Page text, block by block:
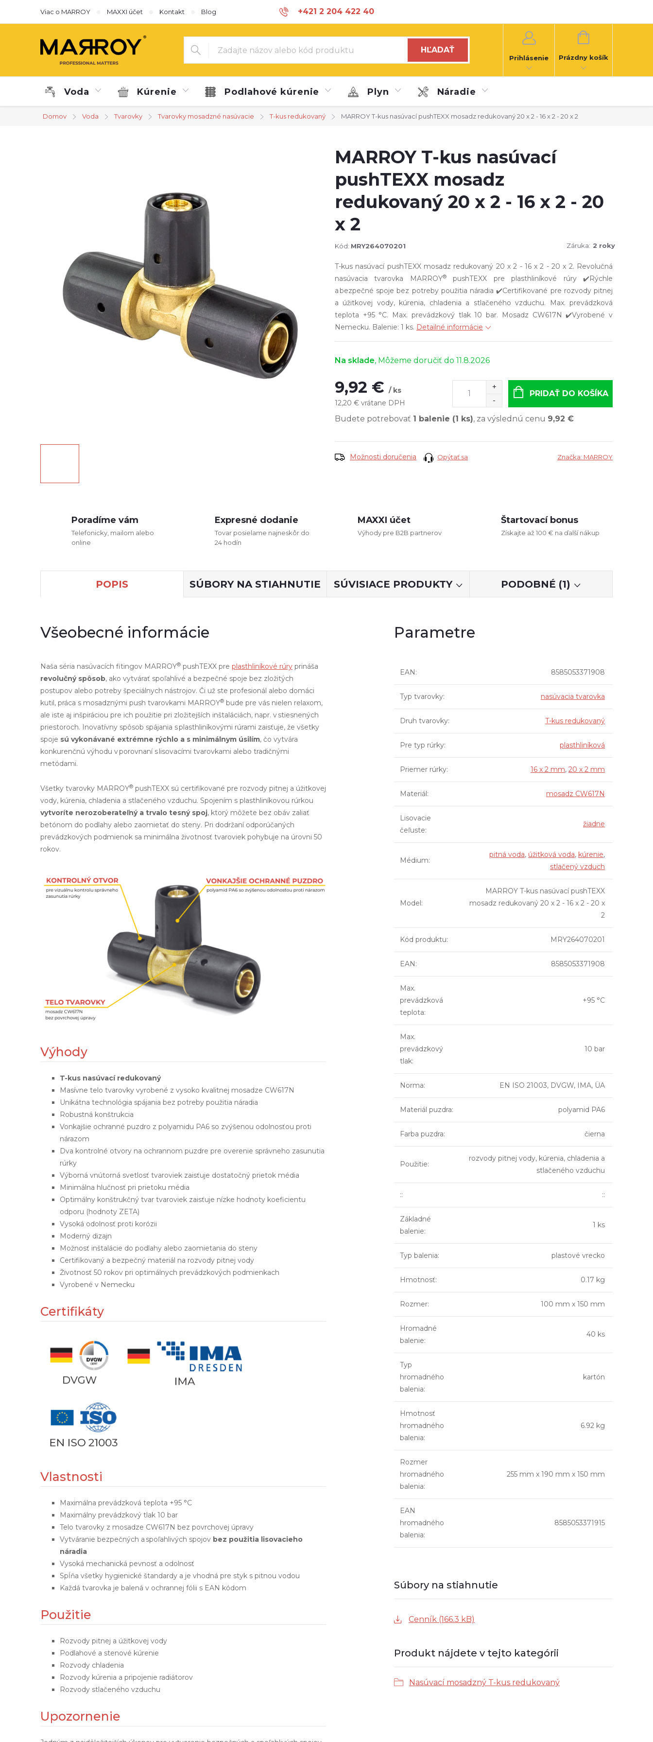
+421 2 204 422 40
info@marroy.com
Viac o MARROY MAXXI účet Kontakt Blog
HĽADAŤ
Prihlásenie
NÁKUPNÝ
Prázdny košík
Voda Kúrenie Podlahové kúrenie Plyn Náradie
Domov Voda Tvarovky Tvarovky mosadzné nasúvacie T-kus redukovaný MARROY T-kus nasúvací pushTEXX mosadz redukovaný 20 x 2 - 16 x 2 - 20 x 2
MARROY T-kus nasúvací
pushTEXX mosadz
redukovaný 20 x 2 - 16 x 2 - 20
x 2
Kód: MRY264070201 Záruka: 2 roky
T-kus nasúvací pushTEXX mosadz redukovaný 20 x 2 - 16 x 2 - 20 x 2. Revolučná
nasúvacia tvarovka MARROY®pushTEXX pre plasthliníkové rúry ✔️Rýchle
a bezpečné spoje bez potreby použitia náradia ✔️Certifikované pre rozvody pitnej
a úžitkovej vody, kúrenia, chladenia a stlačeného vzduchu. Max. prevádzková
teplota +95 °C. Max. prevádzkový tlak 10 bar. Mosadz CW617N ✔️Vyrobené v
Nemecku. Balenie: 1 ks. Detailné informácie
Na sklade 11.8.2026
9,92 € / ks
12,20 € vrátane DPH
PRIDAŤ DO KOŠÍKA
Budete potrebovať 1 balenie (1 ks), za výslednú cenu 9,92 €
Možnosti doručenia Opýtať sa Značka: MARROY
Poradíme vám
Telefonicky, mailom alebo
online
Expresné dodanie
Tovar posielame najneskôr do
24 hodín
MAXXI účet
Výhody pre B2B partnerov
Štartovací bonus
Získajte až 100 € na ďalší nákup
POPIS SÚBORY NA STIAHNUTIE SÚVISIACE PRODUKTY PODOBNÉ (1)
Všeobecné informácie
Naša séria nasúvacích fitingov MARROY® pushTEXX pre plasthliníkové rúry prináša
revolučný spôsob, ako vytvárať spoľahlivé a bezpečné spoje bez zložitých
postupov alebo potreby špeciálnych nástrojov. Či už ste profesionál alebo domáci
kutil, práca s mosadznými push tvarovkami MARROY® bude pre vás nielen relaxom,
ale iste aj inšpiráciou pre ich použitie pri zložitejších inštaláciách, napr. v stiesnených
priestoroch. Inovatívny spôsob spájania s plasthliníkovými rúrami zaisťuje, že všetky
spoje sú vykonávané extrémne rýchlo a s minimálnym úsilím, čo vytvára
konkurenčnú výhodu v porovnaní s lisovacími tvarovkami alebo tradičnými
metódami.
Všetky tvarovky MARROY® pushTEXX sú certifikované pre rozvody pitnej a úžitkovej
vody, kúrenia, chladenia a stlačeného vzduchu. Spojením s plasthliníkovou rúrkou
vytvoríte nerozoberateľný a trvalo tesný spoj, ktorý môžete bez obáv zaliať
betónom do podlahy alebo zaomietať do steny. Pri dodržaní odporúčaných
prevádzkových podmienok sa minimálna životnosť tvaroviek pohybuje na úrovni 50
rokov.
Výhody
T-kus nasúvací redukovaný
Masívne telo tvarovky vyrobené z vysoko kvalitnej mosadze CW617N
Unikátna technológia spájania bez potreby použitia náradia
Robustná konštrukcia
Vonkajšie ochranné puzdro z polyamidu PA6 so zvýšenou odolnosťou proti
nárazom
Dva kontrolné otvory na ochrannom puzdre pre overenie správneho zasunutia
rúrky
Výborná vnútorná svetlosť tvaroviek zaisťuje dostatočný prietok média
Minimálna hlučnosť pri prietoku média
Optimálny konštrukčný tvar tvaroviek zaisťuje nízke hodnoty koeficientu
odporu (hodnoty ZETA)
Vysoká odolnosť proti korózii
Moderný dizajn
Možnosť inštalácie do podlahy alebo zaomietania do steny
Certifikovaný a bezpečný materiál na rozvody pitnej vody
Životnosť 50 rokov pri optimálnych prevádzkových podmienkach
Vyrobené v Nemecku
Certifikáty
Vlastnosti
Maximálna prevádzková teplota +95 °C
Maximálny prevádzkový tlak 10 bar
Telo tvarovky z mosadze CW617N bez povrchovej úpravy
Vytváranie bezpečných a spoľahlivých spojov bez použitia lisovacieho
náradia
Vysoká mechanická pevnosť a odolnosť
Spĺňa všetky hygienické štandardy a je vhodná pre styk s pitnou vodou
Každá tvarovka je balená v ochrannej fólii s EAN kódom
Použitie
Rozvody pitnej a úžitkovej vody
Podlahové a stenové kúrenie
Rozvody chladenia
Rozvody kúrenia a pripojenie radiátorov
Rozvody stlačeného vzduchu
Upozornenie
Parametre
EAN: 8585053371908
Typ tvarovky: nasúvacia tvarovka
Druh tvarovky: T-kus redukovaný
Pre typ rúrky: plasthliníková
Priemer rúrky: 16 x 2 mm, 20 x 2 mm
Materiál: mosadz CW617N
Lisovacie
čeľuste:
žiadne
Médium:
pitná voda, úžitková voda, kúrenie,
stlačený vzduch
Model:
MARROY T-kus nasúvací pushTEXX
mosadz redukovaný 20 x 2 - 16 x 2 - 20 x
2
Kód produktu: MRY264070201
EAN: 8585053371908
Max.
prevádzková
teplota:
+95 °C
Max.
prevádzkový
tlak:
10 bar
Norma: EN ISO 21003, DVGW, IMA, ÜA
Materiál puzdra: polyamid PA6
Farba puzdra: čierna
Použitie:
rozvody pitnej vody, kúrenia, chladenia a
stlačeného vzduchu
:: ::
Základné
balenie:
1 ks
Typ balenia: plastové vrecko
Hmotnosť: 0.17 kg
Rozmer: 100 mm x 150 mm
Hromadné
balenie:
40 ks
Typ
hromadného
balenia:
kartón
Hmotnosť
hromadného
balenia:
6.92 kg
Rozmer
hromadného
balenia:
255 mm x 190 mm x 150 mm
EAN
hromadného
balenia:
8585053371915
Cenník (166.3 kB)
Produkt nájdete v tejto kategórii
Nasúvací mosadzný T-kus redukovaný